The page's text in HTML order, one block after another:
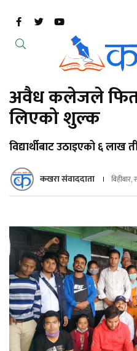
अवैध कलेजले फिर्ता
लिएको शुल्क
विद्यार्थीबाट उठाइएको ६ लाख
कखरा संवाददाता